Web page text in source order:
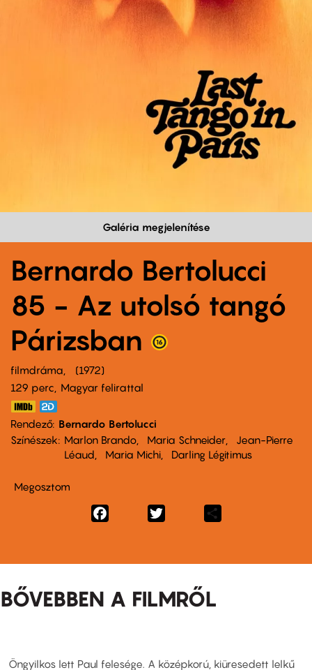
Galéria megjelenítése
Bernardo Bertolucci
85 - Az utolsó tangó
Párizsban
filmdráma
1972
129 perc,
Magyar felirattal
Rendező Bernardo Bertolucci
Színészek
Marlon Brando Maria Schneider
Jean-Pierre
Léaud
Maria Michi Darling Légitimus
Megosztom
Facebook
BŐVEBBEN A FILMRŐL
Öngyilkos lett Paul felesége. A középkorú, kiüresedett lelkű